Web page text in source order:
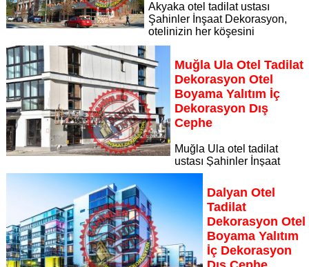
Akyaka otel tadilat ustası
Şahinler İnşaat Dekorasyon,
otelinizin her köşesini
yenileyerek misafirlerinize unutulmaz bir konaklama deneyimi
sunuyor Akyaka otel tadilat dekorasyon otel boyama yalıtım iç
dekorasyon dış cephe
Sayfaya Git
Muğla Ula Otel Tadilat
Dekorasyon Otel
Boyama Yalıtım İç
Dekorasyon Dış
Cephe
Muğla Ula otel tadilat
ustası Şahinler İnşaat
Dekorasyon, otelinizin her köşesini yenileyerek misafirlerinize
unutulmaz bir konaklama deneyimi sunuyor
Sayfaya Git
Dalyan Otel
Tadilat
Dekorasyon Otel
Boyama Yalıtım
İç Dekorasyon